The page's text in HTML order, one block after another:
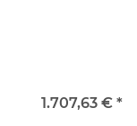
1.707,63 € *